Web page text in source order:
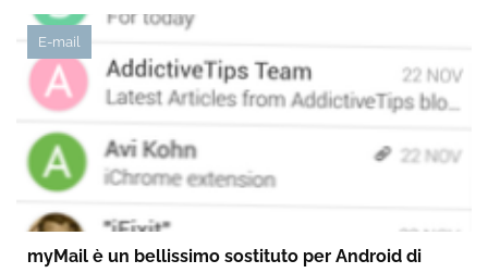
E-mail
myMail è un bellissimo sostituto per Android di